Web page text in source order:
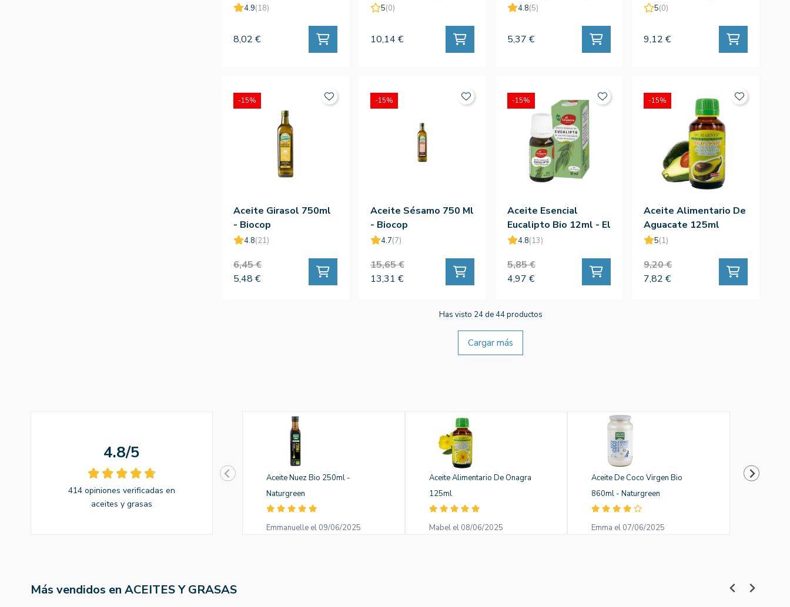
4.9(18)
8,02 €
5(0)
10,14 €
4.8(5)
5,37 €
5(0)
9,12 €
Aceite Girasol 750ml
- Biocop
4.8(21)
6,45 €
5,48 €
-15%
Aceite Sésamo 750 Ml
- Biocop
4.7(7)
15,65 €
13,31 €
-15%
Aceite Esencial
Eucalipto Bio 12ml - El
Granero
4.8(13)
5,85 €
4,97 €
-15%
Aceite Alimentario De
Aguacate 125ml
5(1)
9,20 €
7,82 €
-15%
Has visto 24 de 44 productos
Cargar más
4.8/5
414 opiniones verificadas en
aceites y grasas
Aceite Nuez Bio 250ml -
Naturgreen
Emmanuelle el 09/06/2025
Aceite Alimentario De Onagra
125ml
Mabel el 08/06/2025
Aceite De Coco Virgen Bio
860ml - Naturgreen
Emma el 07/06/2025
Aceite
Más vendidos en ACEITES Y GRASAS